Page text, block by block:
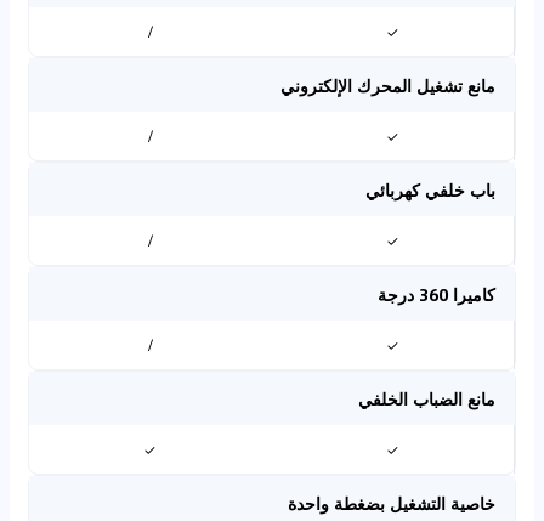
✓
/
مانع تشغيل المحرك الإلكتروني
✓
/
باب خلفي كهربائي
✓
/
كاميرا 360 درجة
✓
/
مانع الضباب الخلفي
✓
✓
خاصية التشغيل بضغطة واحدة